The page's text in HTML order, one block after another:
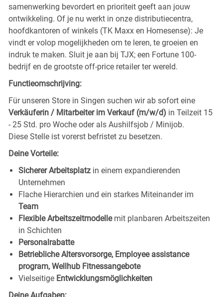
samenwerking bevordert en prioriteit geeft aan jouw
ontwikkeling. Of je nu werkt in onze distributiecentra,
hoofdkantoren of winkels (TK Maxx en Homesense): Je
vindt er volop mogelijkheden om te leren, te groeien en
indruk te maken. Sluit je aan bij TJX; een Fortune 100-
bedrijf en de grootste off-price retailer ter wereld.
Functieomschrijving:
Für unseren Store in Singen suchen wir ab sofort eine
Verkäuferin / Mitarbeiter im Verkauf (m/w/d) in Teilzeit 15
- 25 Std. pro Woche oder als Aushilfsjob / Minijob.
Diese Stelle ist vorerst befristet zu besetzen.
Deine Vorteile:
Sicherer Arbeitsplatz in einem expandierenden
Unternehmen
Flache Hierarchien und ein starkes Miteinander im
Team
Flexible Arbeitszeitmodelle mit planbaren Arbeitszeiten
in Schichten
Personalrabatte
Betriebliche Altersvorsorge, Employee assistance
program, Wellhub Fitnessangebote
Vielseitige Entwicklungsmöglichkeiten
Deine Aufgaben: